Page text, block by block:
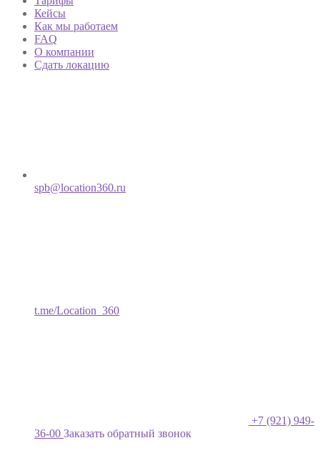
Кейсы
Как мы работаем
FAQ
О компании
Сдать локацию
spb@location360.ru
t.me/Location_360
+7 (921) 949-
36-00 Заказать обратный звонок